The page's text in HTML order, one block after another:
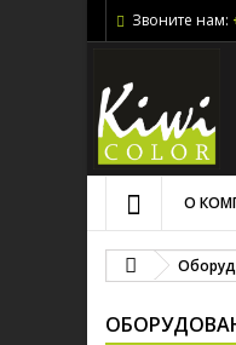
Звоните нам:
О